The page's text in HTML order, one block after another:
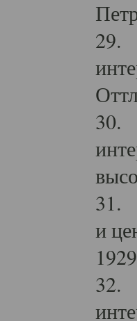
29.
30.
31.
и
32.